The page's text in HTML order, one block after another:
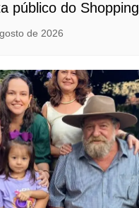
público do Shopping
de 2026